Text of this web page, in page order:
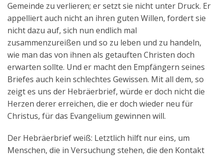
Gemeinde zu verlieren; er setzt sie nicht unter Druck. Er
appelliert auch nicht an ihren guten Willen, fordert sie
nicht dazu auf, sich nun endlich mal
zusammenzureißen und so zu leben und zu handeln,
wie man das von ihnen als getauften Christen doch
erwarten sollte. Und er macht den Empfängern seines
Briefes auch kein schlechtes Gewissen. Mit all dem, so
zeigt es uns der Hebräerbrief, würde er doch nicht die
Herzen derer erreichen, die er doch wieder neu für
Christus, für das Evangelium gewinnen will.
Der Hebräerbrief weiß: Letztlich hilft nur eins, um
Menschen, die in Versuchung stehen, die den Kontakt